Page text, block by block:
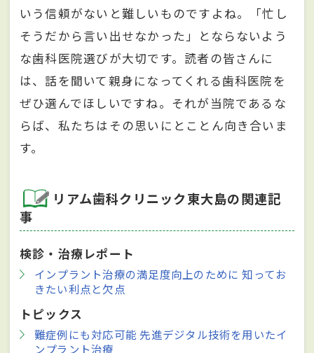
いう信頼がないと難しいものですよね。「忙し
そうだから言い出せなかった」とならないよう
な歯科医院選びが大切です。読者の皆さんに
は、話を聞いて親身になってくれる歯科医院を
ぜひ選んでほしいですね。それが当院であるな
らば、私たちはその思いにとことん向き合いま
す。
リアム歯科クリニック東大島の関連記
事
検診・治療レポート
インプラント治療の満足度向上のために 知ってお
きたい利点と欠点
トピックス
難症例にも対応可能 先進デジタル技術を用いたイ
ンプラント治療